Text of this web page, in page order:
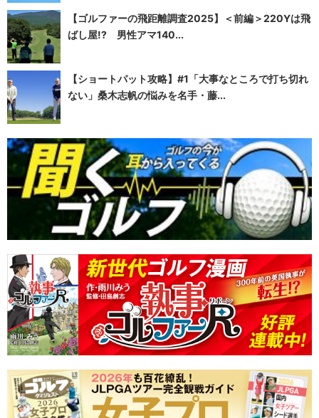
【ゴルファーの飛距離調査2025】＜前編＞220Yは飛
ばし屋!? 男性アマ140...
【ショートパット攻略】#1「大事なところで打ち切れ
ない」桑木志帆の悩みを名手・藤...